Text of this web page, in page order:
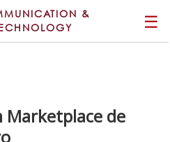
&
☰
Marketplace de